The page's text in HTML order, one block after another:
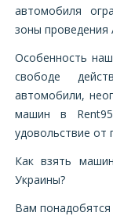
автомобиля
зоны
Особенность
свободе
автомобили,
машин в
удовольствие от
Как взять
Украины?
Вам